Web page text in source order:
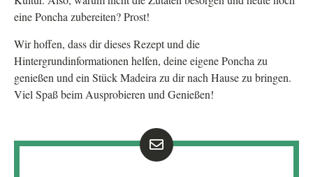
eine Poncha zubereiten? Prost!
Wir hoffen, dass dir dieses Rezept und die
Hintergrundinformationen helfen, deine eigene Poncha zu
genießen und ein Stück Madeira zu dir nach Hause zu bringen.
Viel Spaß beim Ausprobieren und Genießen!